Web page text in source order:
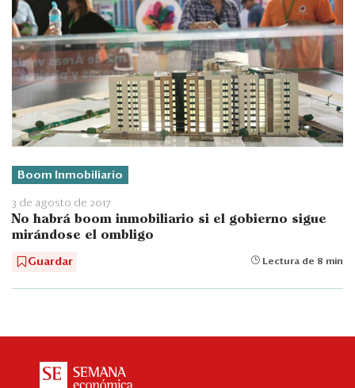
Boom Inmobiliario
3 de agosto de 2017
No habrá boom inmobiliario si el gobierno sigue
mirándose el ombligo
Guardar Lectura de 8 min